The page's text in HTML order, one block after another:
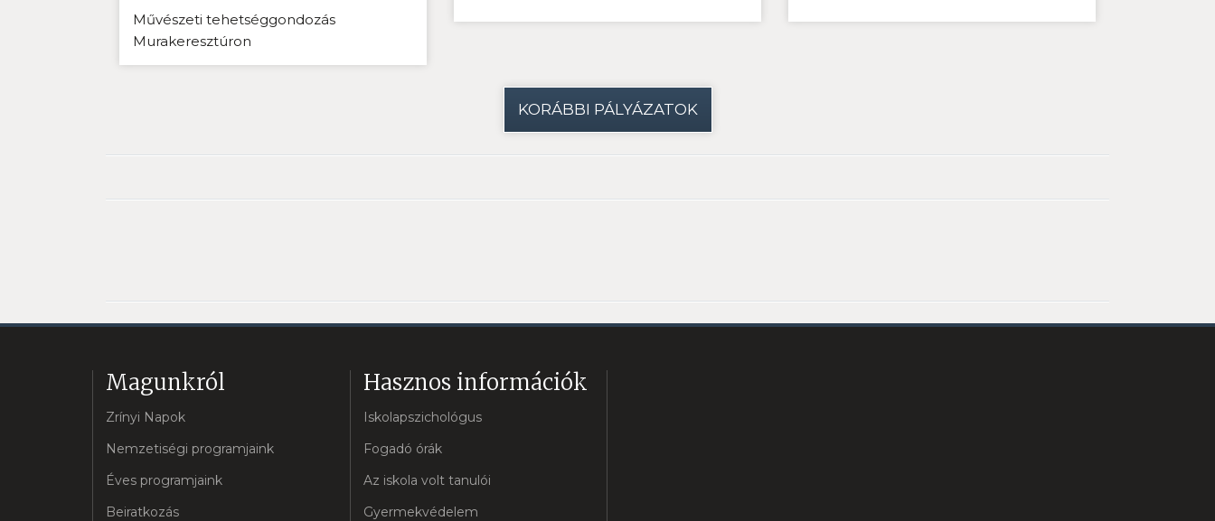
Művészeti tehetséggondozás
Murakeresztúron
KORÁBBI PÁLYÁZATOK
Magunkról
Zrínyi Napok
Nemzetiségi programjaink
Éves programjaink
Beiratkozás
Hasznos információk
Iskolapszichológus
Fogadó órák
Az iskola volt tanulói
Gyermekvédelem